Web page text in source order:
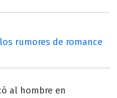
rumores de romance
al hombre en